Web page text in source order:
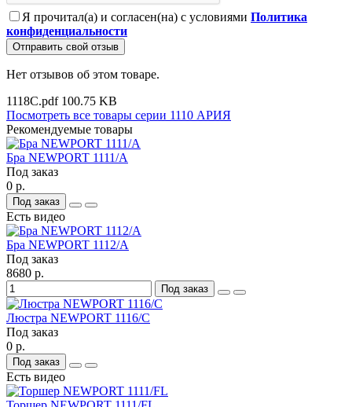
Я прочитал(а) и согласен(на) с условиями Политика
конфиденциальности
Отправить свой отзыв
Нет отзывов об этом товаре.
1118C.pdf 100.75 KB
Посмотреть все товары серии 1110 АРИЯ
Рекомендуемые товары
Бра NEWPORT 1111/A
Под заказ
0 р.
Под заказ
Есть видео
Бра NEWPORT 1112/A
Под заказ
8680 р.
Под заказ
Люстра NEWPORT 1116/C
Под заказ
0 р.
Под заказ
Есть видео